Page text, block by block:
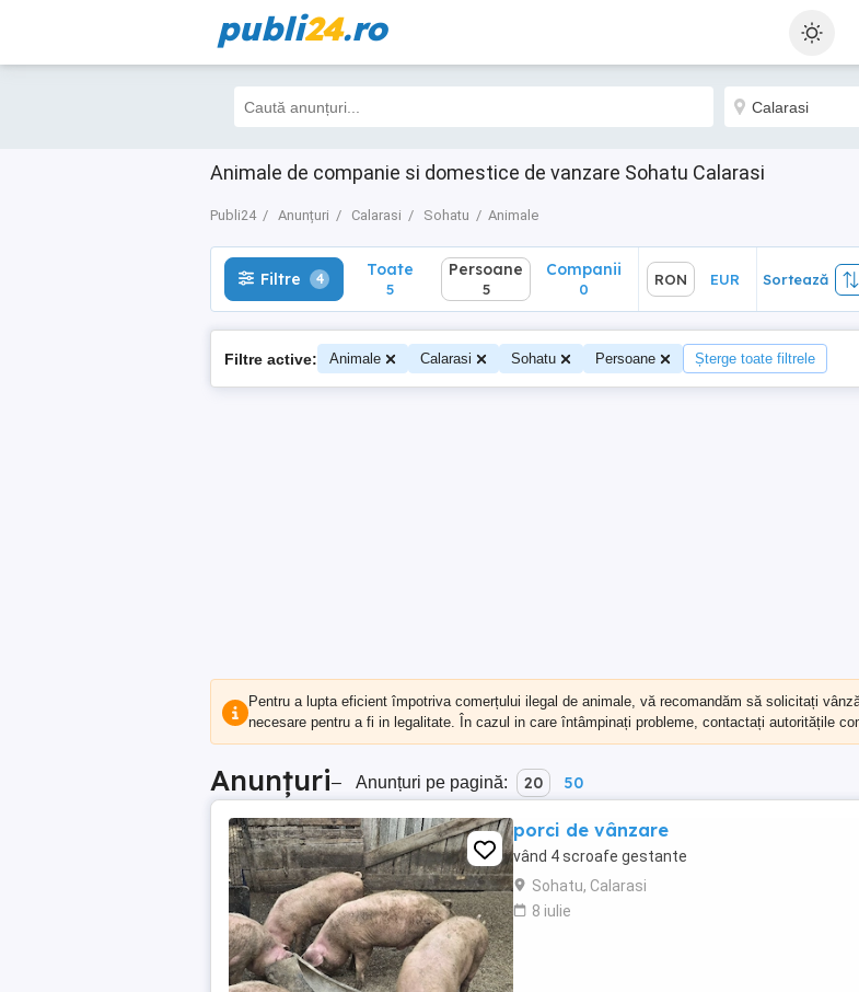
publi24.ro
Animale de companie si domestice de vanzare Sohatu Calarasi
Publi24 Anunțuri Calarasi Sohatu Animale
Filtre 4 Toate
5
Sortează
Filtre 4 Toate
5
Persoane
5
Companii
0
RON EUR Sortează
Filtre active: Animale Calarasi Sohatu Persoane Șterge toate filtrele
Pentru a lupta eficient împotriva comerțului ilegal de animale, vă recomandăm să solicitați
necesare pentru a fi in legalitate. În cazul in care întâmpinați probleme, contactați autoritățile
Anunțuri– Anunțuri pe pagină: 20 50
porci de vânzare
vând 4 scroafe gestante
Sohatu, Calarasi
8 iulie